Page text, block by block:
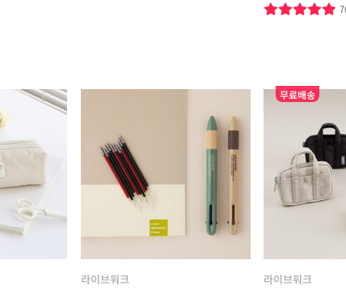
라이브워크
무료배송
라이브워크